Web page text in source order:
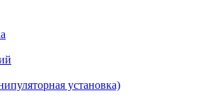
установка)